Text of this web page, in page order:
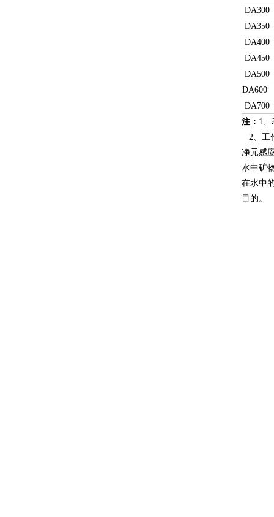
DA300
DA350
DA400
DA450
DA500
DA600
DA700
注： 1
2、工
净元感
水中矿
在水中
目的。